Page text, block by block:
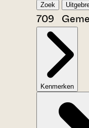
Zoek
709
Kenmerken